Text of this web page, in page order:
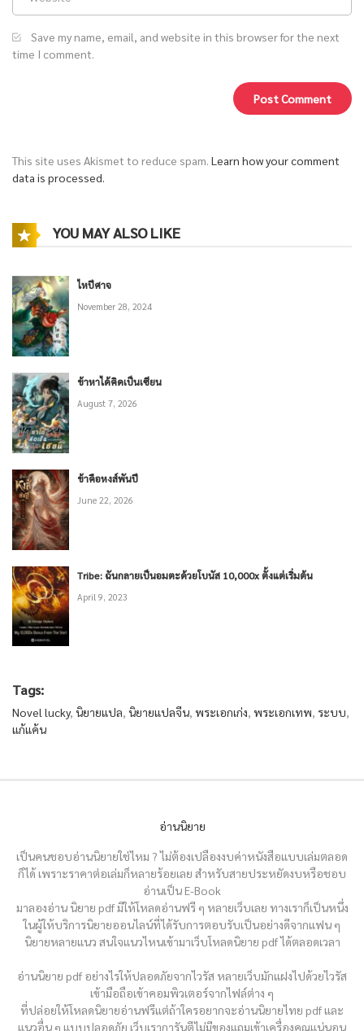
Save my name, email, and website in this browser for the next
time I comment.
This site uses Akismet to reduce spam. Learn how your comment
data is processed.
YOU MAY ALSO LIKE
ไหปีศาจ
November 28, 2024
ข้าหาได้คิดเป็นเซียน
August 7, 2026
ข้าคือหงส์พันปี
June 22, 2026
Tribe: ฉันกลายเป็นอมตะด้วยโบนัส 10,000x ตั้งแต่เริ่มต้น
April 9, 2023
Tags:
Novel lucky, นิยายแปล, นิยายแปลจีน, พระเอกเก่ง, พระเอกเทพ, ระบบ,
แก้แค้น
อ่านนิยาย
เป็นคนชอบอ่านนิยายใช่ไหม ? ไม่ต้องเปลืองงบค่าหนังสือแบบเล่มตลอด
ก็ได้ เพราะราคาต่อเล่มก็หลายร้อยเลย สำหรับสายประหยัดงบหรือชอบ
อ่านเป็น E-Book
มาลองอ่าน นิยาย pdf มีให้โหลดอ่านฟรี ๆ หลายเว็บเลย ทางเราก็เป็นหนึ่ง
ในผู้ให้บริการนิยายออนไลน์ที่ได้รับการตอบรับเป็นอย่างดีจากแฟน ๆ
นิยายหลายแนว สนใจแนวไหนเข้ามาเว็บโหลดนิยาย pdf ได้ตลอดเวลา
อ่านนิยาย pdf อย่างไรให้ปลอดภัยจากไวรัส หลายเว็บมักแฝงไปด้วยไวรัส
เข้ามือถือเข้าคอมพิวเตอร์จากไฟล์ต่าง ๆ
ที่ปล่อยให้โหลดนิยายอ่านฟรีแต่ถ้าใครอยากจะอ่านนิยายไทย pdf และ
แนวอื่น ๆ แบบปลอดภัย เว็บเราการันตีไม่มีของแถมเข้าเครื่องคุณแน่นอน